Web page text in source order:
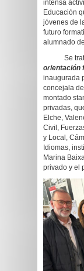
intensa
Educación
jóvenes de
futuro
alumnado
Se trata
orientación
inaugurada
concejala
montado
privadas,
Elche,
Civil,
y Local,
Idiomas,
Marina
privado y el